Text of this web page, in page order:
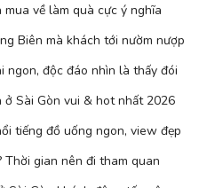
về làm quà cực ý nghĩa
Biên mà khách tới nườm nượp
ngon, độc đáo nhìn là thấy đói
Sài Gòn vui & hot nhất 2026
tiếng đồ uống ngon, view đẹp
Thời gian nên đi tham quan